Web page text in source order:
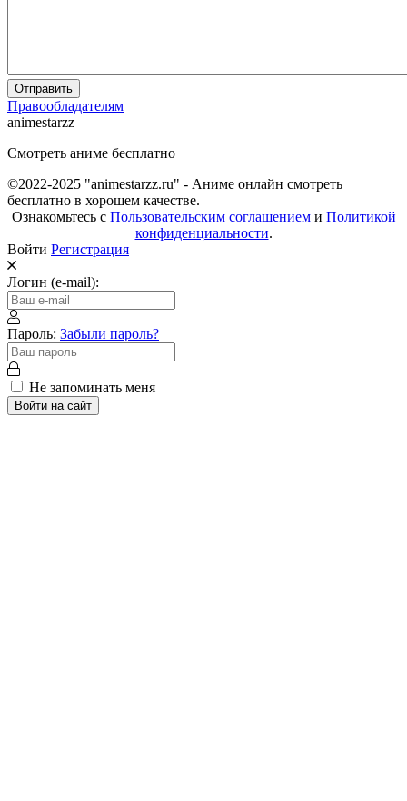
Отправить
Правообладателям
animestarzz
Смотреть аниме бесплатно
©2022-2025 "animestarzz.ru" - Аниме онлайн смотреть
бесплатно в хорошем качестве.
Ознакомьтесь с Пользовательским соглашениеми Политикой
конфиденциальности.
Войти Регистрация
Логин (e-mail):
Пароль: Забыли пароль?
Не запоминать меня
Войти на сайт